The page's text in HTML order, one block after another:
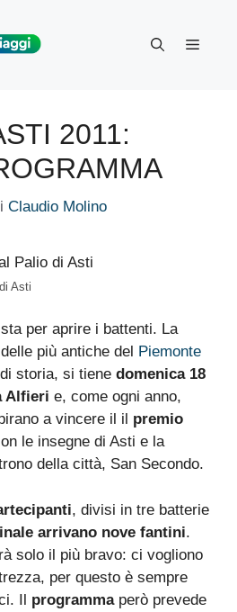
Menu
2011:
Claudio Molino
Asti
sta per aprire i battenti. La
più antiche del Piemonte
storia, si tiene domenica 18
Alfieri e, come ogni anno,
a vincere il il premio
le insegne di Asti e la
della città, San Secondo.
, divisi in tre batterie
arrivano nove fantini.
solo il più bravo: ci vogliono
per questo è sempre
Il programmaperò prevede